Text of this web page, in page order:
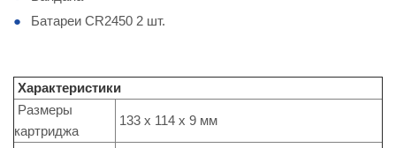
Батареи СR2450 2 шт.
Характеристики
Размеры
картриджа
133 x 114 x 9 мм